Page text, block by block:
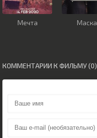
Мечта Маска
КОММЕНТАРИИ К ФИЛЬМУ (0)